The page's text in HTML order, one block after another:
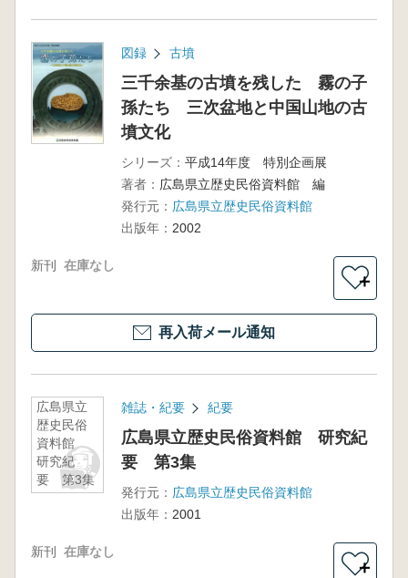
図録 古墳
三千余基の古墳を残した 霧の子
孫たち 三次盆地と中国山地の古
墳文化
シリーズ： 平成14年度 特別企画展
著者： 広島県立歴史民俗資料館 編
発行元： 広島県立歴史民俗資料館
出版年： 2002
新刊 在庫なし
＋
再入荷メール通知
広島県立
歴史民俗
資料館
研究紀
要 第3集
雑誌・紀要 紀要
広島県立歴史民俗資料館 研究紀
要 第3集
発行元： 広島県立歴史民俗資料館
出版年： 2001
新刊 在庫なし
＋